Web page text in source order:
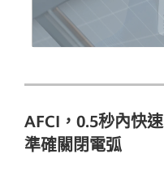
AFCI，0.5秒內快速
準確關閉電弧